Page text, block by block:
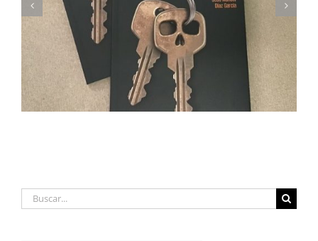
Imprimimos Proscripti, la nueva novela de Ian S.
Martin
Buscar: